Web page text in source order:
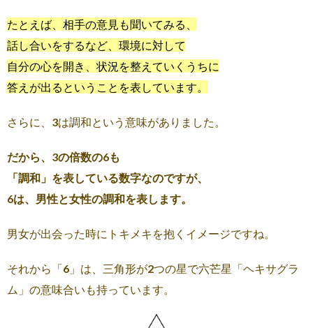
たとえば、相⼿の意⾒も聞いてみる、
話し合いをするなど、環境に対して
⾃分の心を開き、状況を整えていくうちに
答えが出るということを表しています。
さらに、3は調和という意味がありました。
だから、3の倍数の6も
「調和」を表している数字なのですが、
6は、男性と女性の調和を表します。
男女が出会った時にトキメキを抱くイメージですね。
それから「6」は、三角形が2つの星で六芒星「ヘキサグラ
ム」の意味合いも持っています。